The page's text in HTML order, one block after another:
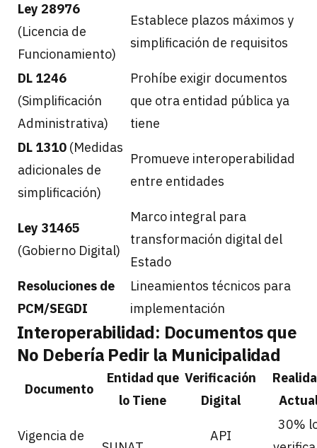
Ley 28976
(Licencia de
Funcionamiento)
Establece plazos máximos y
simplificación de requisitos
DL 1246
(Simplificación
Administrativa)
Prohíbe exigir documentos
que otra entidad pública ya
tiene
DL 1310 (Medidas
adicionales de
simplificación)
Promueve interoperabilidad
entre entidades
Ley 31465
(Gobierno Digital)
Marco integral para
transformación digital del
Estado
Resoluciones de
PCM/SEGDI
Lineamientos técnicos para
implementación
Interoperabilidad: Documentos que
No Debería Pedir la Municipalidad
Documento
Entidad que
lo Tiene
Verificación
Digital
Vigencia de
API
30%